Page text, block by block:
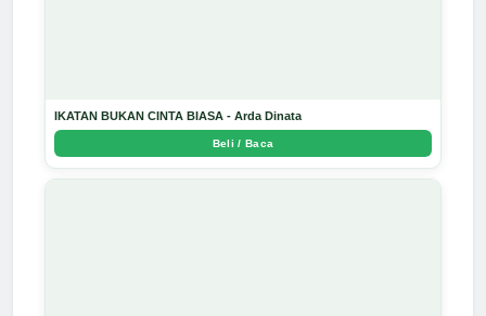
IKATAN BUKAN CINTA BIASA - Arda Dinata
Beli / Baca